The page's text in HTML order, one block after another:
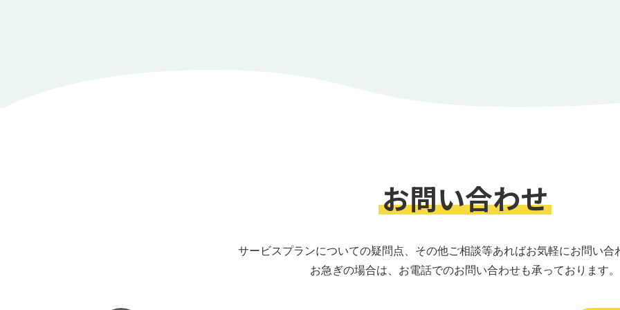
お問い合わせ
サービスプランについての疑問点、その他ご相談等あればお気軽にお問い合
お急ぎの場合は、お電話でのお問い合わせも承っております。